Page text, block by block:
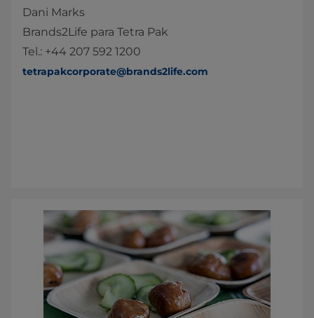
Dani Marks
Brands2Life para Tetra Pak
Tel.: +44 207 592 1200
tetrapakcorporate@brands2life.com